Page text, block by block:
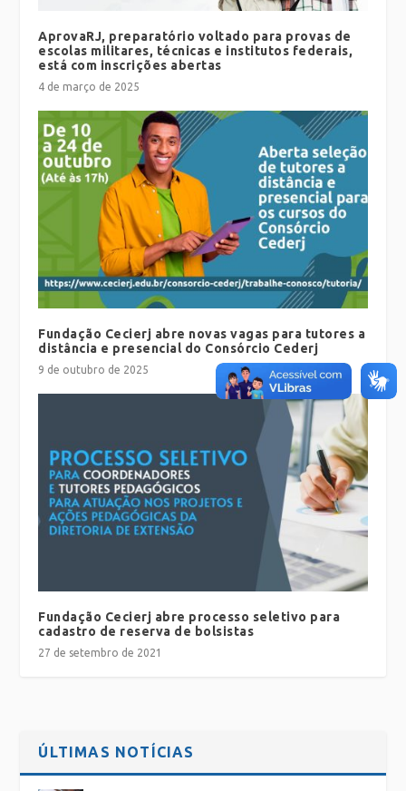
AprovaRJ, preparatório voltado para provas de
escolas militares, técnicas e institutos federais,
está com inscrições abertas
4 de março de 2025
Fundação Cecierj abre novas vagas para tutores a
distância e presencial do Consórcio Cederj
9 de outubro de 2025
Fundação Cecierj abre processo seletivo para
cadastro de reserva de bolsistas
27 de setembro de 2021
ÚLTIMAS NOTÍCIAS